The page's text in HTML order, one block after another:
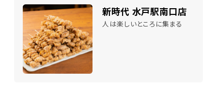
新時代 水戸駅南口店
人は楽しいところに集まる